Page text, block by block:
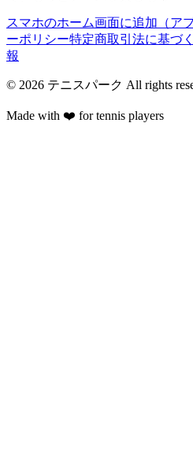
スマホのホーム画面に追加（アプ
ーポリシー特定商取引法に基づ
報
© 2026 テニスパーク All rights
Made with ❤️ for tennis players